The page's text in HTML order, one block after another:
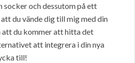
socker och dessutom på ett
du vände dig till mig med din
att du kommer att hitta det
att integrera i din nya
till!